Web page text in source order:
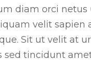
diam orci netus
velit sapien
Sit ut velit at
tincidunt